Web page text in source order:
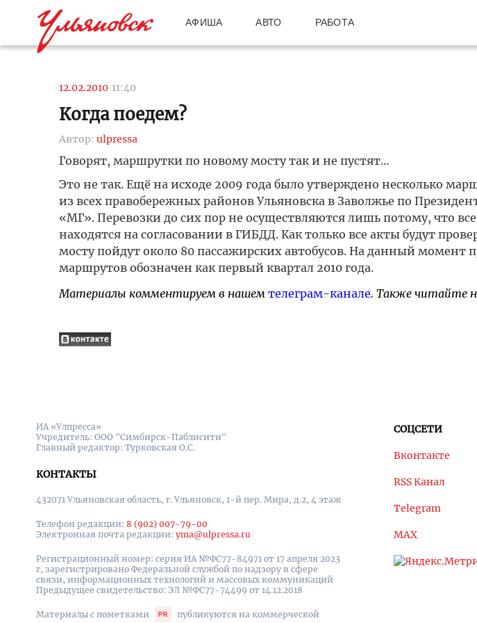
АФИША АВТО РАБОТА
12.02.2010 11:40
Когда поедем?
Автор: ulpressa
Говорят, маршрутки по новому мосту так и не пустят…
Это не так. Ещё на исходе 2009 года было утверждено несколько
из всех правобережных районов Ульяновска в Заволжье по
«МГ». Перевозки до сих пор не осуществляются лишь потому, что
находятся на согласовании в ГИБДД. Как только все акты будут
мосту пойдут около 80 пассажирских автобусов. На данный момент
маршрутов обозначен как первый квартал 2010 года.
Материалы комментируем в нашем телеграм-канале. Также читайте
ИА «Улпресса»
Учредитель: ООО "Симбирск-Паблисити"
Главный редактор: Турковская О.С.
КОНТАКТЫ
432071 Ульяновская область, г. Ульяновск, 1-й пер. Мира, д.2, 4 этаж
Телефон редакции: 8 (902) 007-79-00
Электронная почта редакции: yma@ulpressa.ru
Регистрационный номер: серия ИА №ФС77-84971 от 17 апреля 2023
г, зарегистрировано Федеральной службой по надзору в сфере
связи, информационных технологий и массовых коммуникаций
Предыдущее свидетельство: ЭЛ №ФС77-74499 от 14.12.2018
Материалы с пометками
публикуются на коммерческой
СОЦСЕТИ
Вконтакте
RSS Канал
Telegram
MAX